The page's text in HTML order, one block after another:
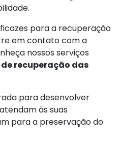
para a recuperação
em contato com a
nossos serviços
recuperação das
para desenvolver
às suas
para a preservação do